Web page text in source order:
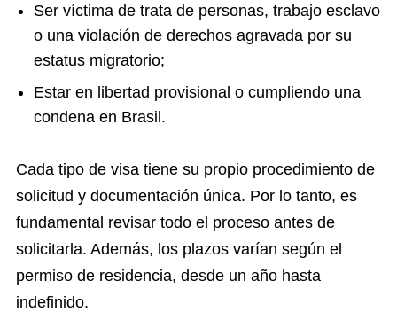
Ser víctima de trata de personas, trabajo esclavo
o una violación de derechos agravada por su
estatus migratorio;
Estar en libertad provisional o cumpliendo una
condena en Brasil.
Cada tipo de visa tiene su propio procedimiento de
solicitud y documentación única. Por lo tanto, es
fundamental revisar todo el proceso antes de
solicitarla. Además, los plazos varían según el
permiso de residencia, desde un año hasta
indefinido.